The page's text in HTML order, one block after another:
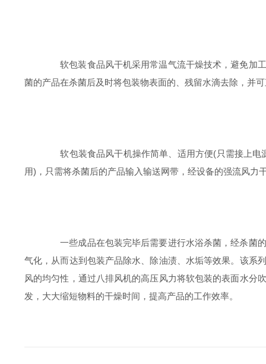
软包装食品风干机采用常温气流干燥技术，避免加工
菌的产品在杀菌后及时将包装物表面的、残留水滴去除，并
软包装食品风干机操作简单、适用方便(只需接上电
用)，只需将杀菌后的产品输入输送网带，经设备的强流风
一些成品在包装完毕后需要进行水浴杀菌，经杀菌的
气化，从而达到包装产品除水、除油渍、水垢等效果。该系
风的均匀性，通过八排风机的高压风力将软包装的表面水分
发，大大缩短物料的干燥时间，提高产品的工作效率。